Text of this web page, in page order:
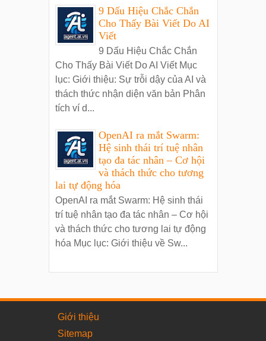
9 Dấu Hiệu Chắc Chắn
Cho Thấy Bài Viết Do AI
Viết
9 Dấu Hiệu Chắc Chắn
Cho Thấy Bài Viết Do AI Viết Mục
lục: Giới thiệu: Sự trỗi dậy của AI và
thách thức nhận diện văn bản Phân
tích ví d...
OpenAI ra mắt Swarm:
Hệ sinh thái trí tuệ nhân
tạo đa tác nhân – Cơ hội
và thách thức cho tương
lai tự động hóa
OpenAI ra mắt Swarm: Hệ sinh thái
trí tuệ nhân tạo đa tác nhân – Cơ hội
và thách thức cho tương lai tự động
hóa Mục lục: Giới thiệu về Sw...
Giới thiệu
Sitemap